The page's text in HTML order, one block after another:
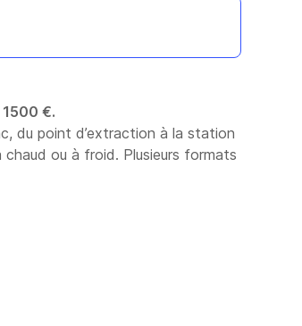
€.
du point d’extraction à la station
ou à froid. Plusieurs formats